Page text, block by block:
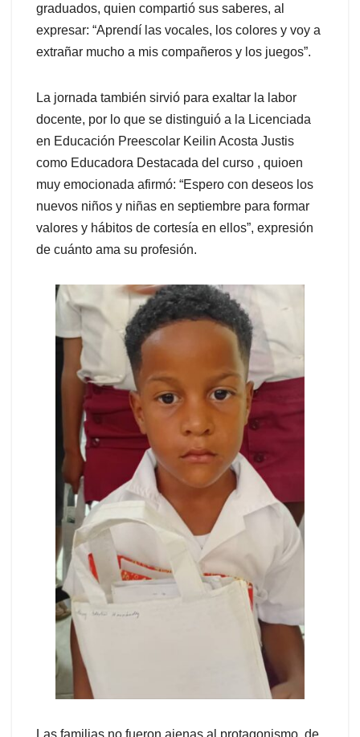
graduados, quien compartió sus saberes, al
expresar: “Aprendí las vocales, los colores y voy a
extrañar mucho a mis compañeros y los juegos”.
La jornada también sirvió para exaltar la labor
docente, por lo que se distinguió a la Licenciada
en Educación Preescolar Keilin Acosta Justis
como Educadora Destacada del curso , quioen
muy emocionada afirmó: “Espero con deseos los
nuevos niños y niñas en septiembre para formar
valores y hábitos de cortesía en ellos”, expresión
de cuánto ama su profesión.